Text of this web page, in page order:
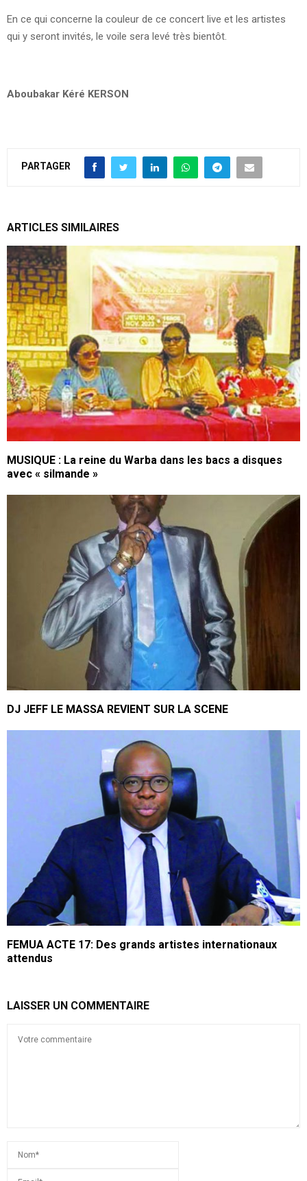
En ce qui concerne la couleur de ce concert live et les artistes
qui y seront invités, le voile sera levé très bientôt.
Aboubakar Kéré KERSON
PARTAGER
ARTICLES SIMILAIRES
MUSIQUE : La reine du Warba dans les bacs a disques
avec « silmande »
DJ JEFF LE MASSA REVIENT SUR LA SCENE
FEMUA ACTE 17: Des grands artistes internationaux
attendus
LAISSER UN COMMENTAIRE